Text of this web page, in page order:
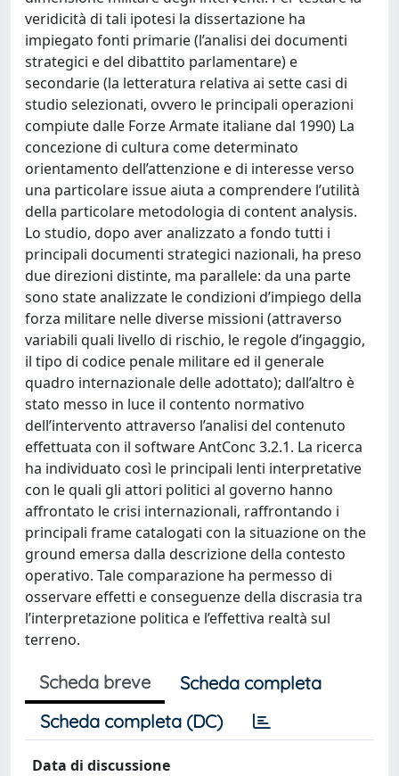
veridicità di tali ipotesi la dissertazione ha
impiegato fonti primarie (l’analisi dei documenti
strategici e del dibattito parlamentare) e
secondarie (la letteratura relativa ai sette casi di
studio selezionati, ovvero le principali operazioni
compiute dalle Forze Armate italiane dal 1990) La
concezione di cultura come determinato
orientamento dell’attenzione e di interesse verso
una particolare issue aiuta a comprendere l’utilità
della particolare metodologia di content analysis.
Lo studio, dopo aver analizzato a fondo tutti i
principali documenti strategici nazionali, ha preso
due direzioni distinte, ma parallele: da una parte
sono state analizzate le condizioni d’impiego della
forza militare nelle diverse missioni (attraverso
variabili quali livello di rischio, le regole d’ingaggio,
il tipo di codice penale militare ed il generale
quadro internazionale delle adottato); dall’altro è
stato messo in luce il contento normativo
dell’intervento attraverso l’analisi del contenuto
effettuata con il software AntConc 3.2.1. La ricerca
ha individuato così le principali lenti interpretative
con le quali gli attori politici al governo hanno
affrontato le crisi internazionali, raffrontando i
principali frame catalogati con la situazione on the
ground emersa dalla descrizione della contesto
operativo. Tale comparazione ha permesso di
osservare effetti e conseguenze della discrasia tra
l’interpretazione politica e l’effettiva realtà sul
terreno.
Scheda breve
Scheda completa
Scheda completa (DC)
Data di discussione